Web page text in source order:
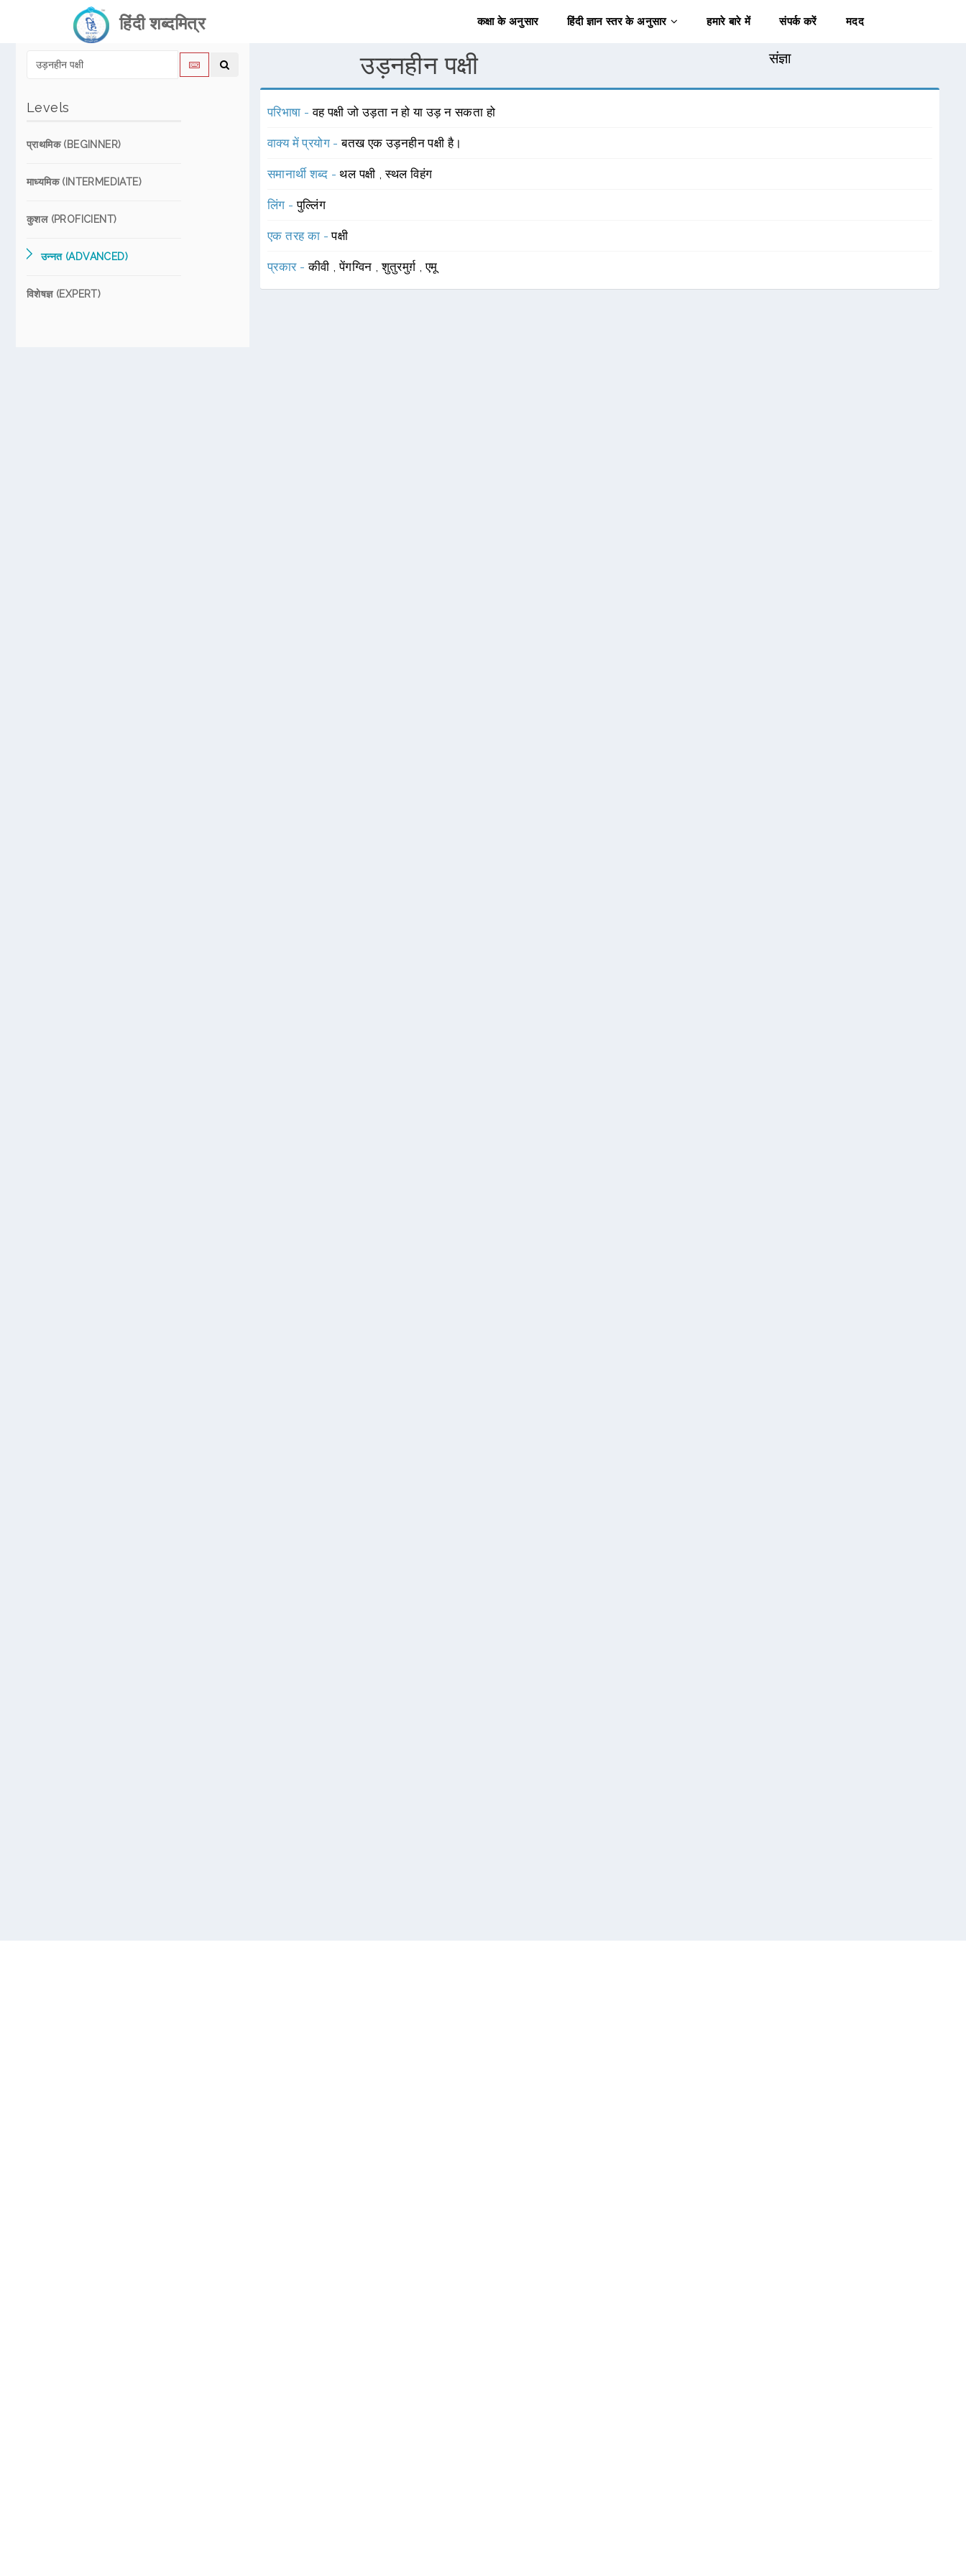
हिंदी शब्दमित्र कक्षा के अनुसार हिंदी ज्ञान स्तर के अनुसार हमारे बारे में संपर्क करें मदद
Levels
प्राथमिक (BEGINNER)
माध्यमिक (INTERMEDIATE)
कुशल (PROFICIENT)
उन्नत (ADVANCED)
विशेषज्ञ (EXPERT)
उड़नहीन पक्षी संज्ञा
परिभाषा -वह पक्षी जो उड़ता न हो या उड़ न सकता हो
वाक्य में प्रयोग -बतख एक उड़नहीन पक्षी है।
समानार्थी शब्द -थल पक्षी ,स्थल विहंग
लिंग -पुल्लिंग
एक तरह का -पक्षी
प्रकार -कीवी ,पेंगग्विन ,शुतुरमुर्ग़ ,एमू